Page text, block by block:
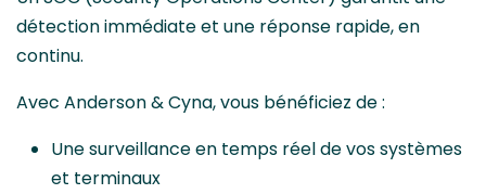
détection immédiate et une réponse rapide, en
continu.
Avec Anderson & Cyna, vous bénéficiez de :
Une surveillance en temps réel de vos systèmes
et terminaux